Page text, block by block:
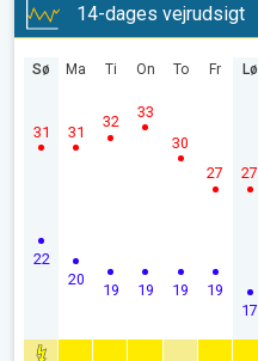
14-dages vejrudsigt
Sø
22
31
Ma
20
31
Ti
19
32
On
19
33
To
19
30
Fr
19
27
Lø
17
27